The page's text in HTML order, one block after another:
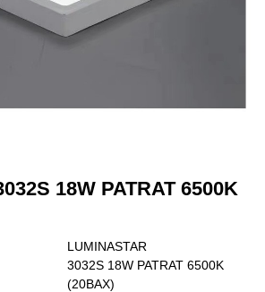
18W PATRAT 6500K
LUMINASTAR
3032S 18W PATRAT 6500K
(20BAX)